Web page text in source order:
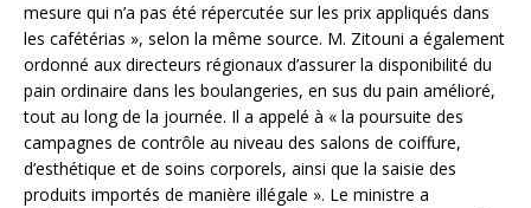
mesure qui n’a pas été répercutée sur les prix appliqués dans
les cafétérias », selon la même source. M. Zitouni a également
ordonné aux directeurs régionaux d’assurer la disponibilité du
pain ordinaire dans les boulangeries, en sus du pain amélioré,
tout au long de la journée. Il a appelé à « la poursuite des
campagnes de contrôle au niveau des salons de coiffure,
d’esthétique et de soins corporels, ainsi que la saisie des
produits importés de manière illégale ». Le ministre a